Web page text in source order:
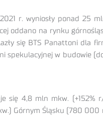
r. wyniosły ponad
oddano na rynku
się BTS Panattoni dla
spekulacyjnej w budowie
się 4,8 mln mkw.
Górnym Śląsku (780